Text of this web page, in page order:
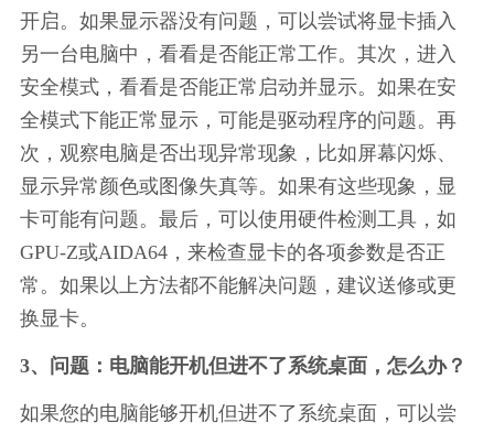
开启。如果显示器没有问题，可以尝试将显卡插入
另一台电脑中，看看是否能正常工作。其次，进入
安全模式，看看是否能正常启动并显示。如果在安
全模式下能正常显示，可能是驱动程序的问题。再
次，观察电脑是否出现异常现象，比如屏幕闪烁、
显示异常颜色或图像失真等。如果有这些现象，显
卡可能有问题。最后，可以使用硬件检测工具，如
GPU-Z或AIDA64，来检查显卡的各项参数是否正
常。如果以上方法都不能解决问题，建议送修或更
换显卡。
3、问题：电脑能开机但进不了系统桌面，怎么办？
如果您的电脑能够开机但进不了系统桌面，可以尝